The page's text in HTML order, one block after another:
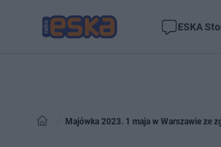
ESKA
Majówka 2023. 1 maja w Warszawie ze